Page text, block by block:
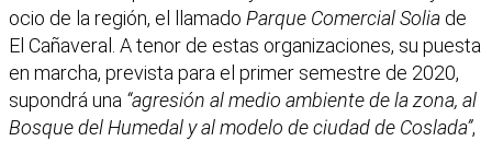
ocio de la región, el llamado Parque Comercial Solia de
El Cañaveral. A tenor de estas organizaciones, su puesta
en marcha, prevista para el primer semestre de 2020,
supondrá una “agresión al medio ambiente de la zona, al
Bosque del Humedal y al modelo de ciudad de Coslada”,